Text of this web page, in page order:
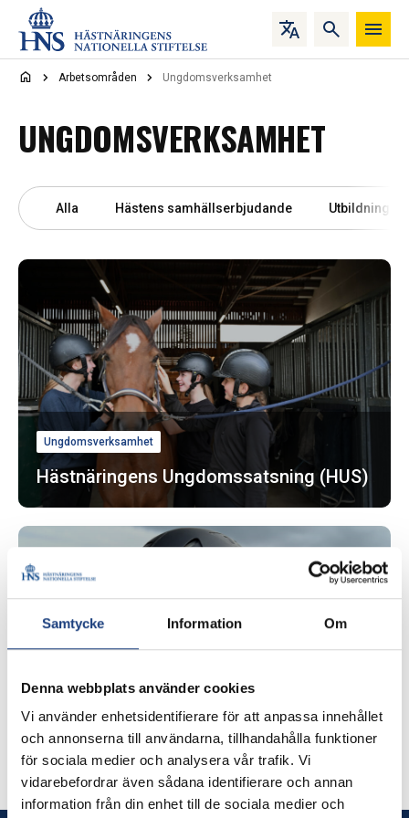
Samtycke Information Om
Denna webbplats använder cookies
Vi använder enhetsidentifierare för att anpassa innehållet
och annonserna till användarna, tillhandahålla funktioner
för sociala medier och analysera vår trafik. Vi
vidarebefordrar även sådana identifierare och annan
information från din enhet till de sociala medier och
Hoppa till innehåll
Arbetsområden Ungdomsverksamhet
UNGDOMS­VERKSAMHET
Alla Hästens samhällserbjudande Utbildning
Ungdomsverksamhet
Hästnäringens Ungdomssatsning (HUS)
Hästnäringens Unga Ledare (HUL)